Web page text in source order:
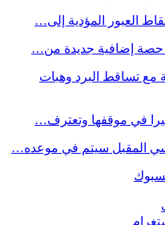
العبور المؤدية إلى…
حصة إضافية جديدة من…
مع تساقط البرد وهبات
في موقفها وتعترف…
المقبل سیتم في موعده…